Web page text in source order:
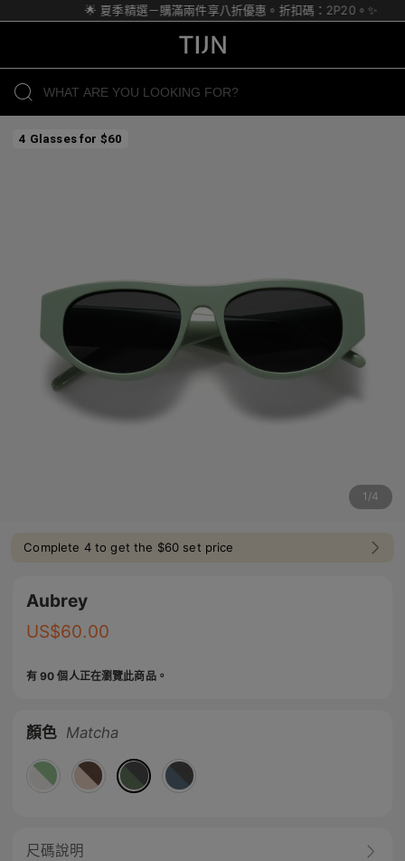
🌟 夏季精選－購滿兩件享八折優惠。折扣碼：2P20。✨
4 Glasses for $60
1 /4
Complete 4 to get the $60 set price
Aubrey
US$60.00
有 90 個人正在瀏覽此商品。
顏色 Matcha
尺碼說明